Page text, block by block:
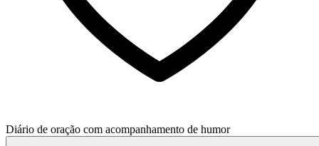
Diário de oração com acompanhamento de humor